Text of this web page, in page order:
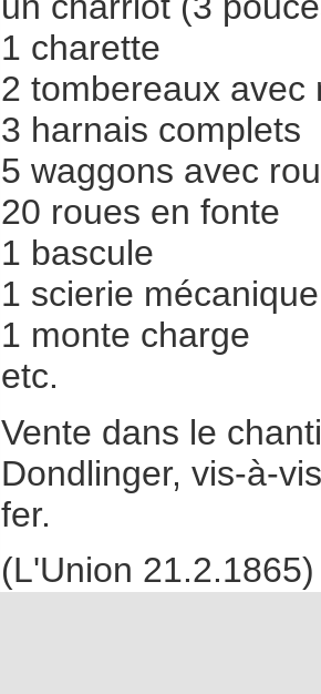
1 charette
2 tombereaux avec
3 harnais complets
5 waggons avec
20 roues en fonte
1 bascule
1 scierie mécanique
1 monte charge
etc.
Vente dans le
Dondlinger, vis-à-
fer.
(L'Union 21.2.1865)